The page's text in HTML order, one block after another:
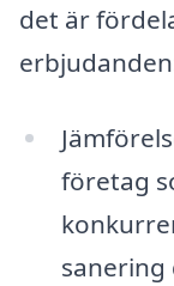
det är
företag
sanering